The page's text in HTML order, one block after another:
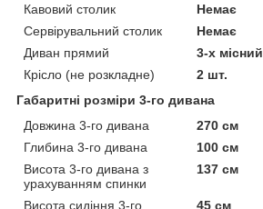
Кавовий столик
Немає
Сервірувальний столик
Немає
Диван прямий
3-х місний
Крісло (не розкладне)
2 шт.
Габаритні розміри 3-го дивана
Довжина 3-го дивана
270 см
Глибина 3-го дивана
100 см
Висота 3-го дивана з
урахуванням спинки
137 см
Висота сидіння 3-го
45 см